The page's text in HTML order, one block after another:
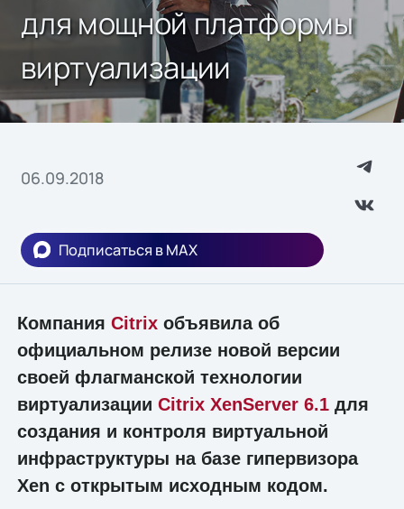
для мощной платформы
виртуализации
06.09.2018
Подписаться в MAX
Компания Citrixобъявила об
официальном релизе новой версии
своей флагманской технологии
виртуализации Citrix XenServer 6.1для
создания и контроля виртуальной
инфраструктуры на базе гипервизора
Xen с открытым исходным кодом.